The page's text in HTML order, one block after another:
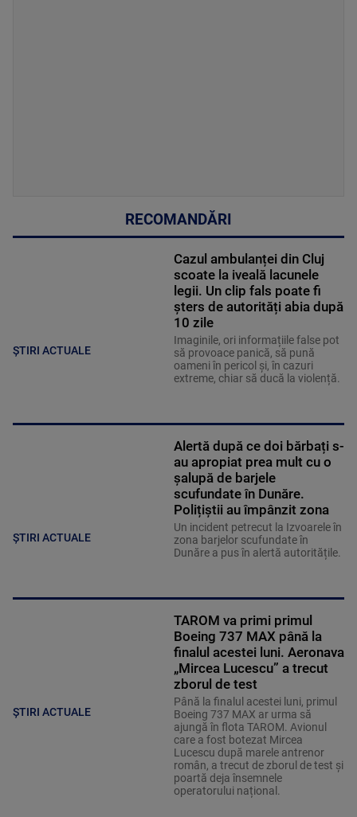
RECOMANDĂRI
ȘTIRI ACTUALE
Cazul ambulanței din Cluj
scoate la iveală lacunele
legii. Un clip fals poate fi
șters de autorități abia după
10 zile
Imaginile, ori informațiile false pot
să provoace panică, să pună
oameni în pericol și, în cazuri
extreme, chiar să ducă la violență.
ȘTIRI ACTUALE
Alertă după ce doi bărbați s-
au apropiat prea mult cu o
șalupă de barjele
scufundate în Dunăre.
Polițiștii au împânzit zona
Un incident petrecut la Izvoarele în
zona barjelor scufundate în
Dunăre a pus în alertă autoritățile.
ȘTIRI ACTUALE
TAROM va primi primul
Boeing 737 MAX până la
finalul acestei luni. Aeronava
„Mircea Lucescu” a trecut
zborul de test
Până la finalul acestei luni, primul
Boeing 737 MAX ar urma să
ajungă în flota TAROM. Avionul
care a fost botezat Mircea
Lucescu după marele antrenor
român, a trecut de zborul de test și
poartă deja însemnele
operatorului național.